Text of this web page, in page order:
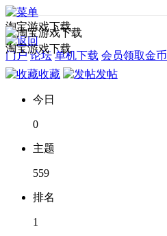
淘宝游戏下载
门户 论坛 单机下载 会员领取金币
淘宝游戏下载
收藏 发帖
今日
0
主题
559
排名
1